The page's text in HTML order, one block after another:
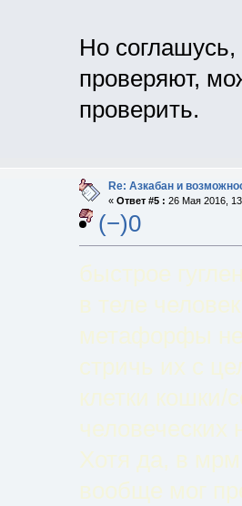
Но
проверяют,
проверить.
Re: Азкабан и
« Ответ #5 : 26 Мая 2016,
(−)0
быстрое
в теле
метафорфы не
стричь их с
клетки кошки/
Хотя да, в
вообще мог